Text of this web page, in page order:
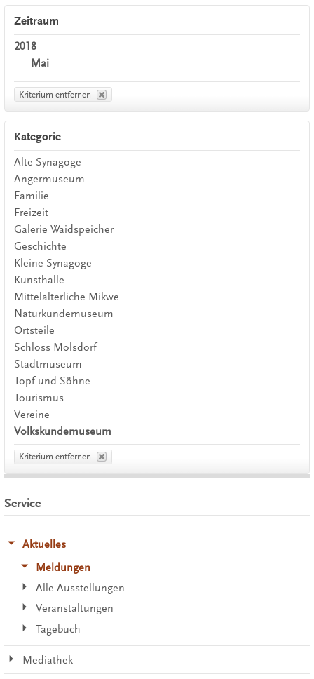
Zeitraum
2018
Mai
Kriterium entfernen
Kategorie
Alte Synagoge
Angermuseum
Familie
Freizeit
Galerie Waidspeicher
Geschichte
Kleine Synagoge
Kunsthalle
Mittelalterliche Mikwe
Naturkundemuseum
Ortsteile
Schloss Molsdorf
Stadtmuseum
Topf und Söhne
Tourismus
Vereine
Volkskundemuseum
Kriterium entfernen
Service
Aktuelles
Meldungen
Alle Ausstellungen
Veranstaltungen
Tagebuch
Mediathek